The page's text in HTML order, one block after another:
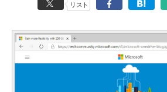
リスト